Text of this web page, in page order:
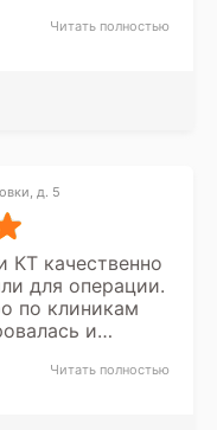
без лишних
Читать полностью
д. 5
КТ качественно
для операции.
по клиникам
и
Читать полностью